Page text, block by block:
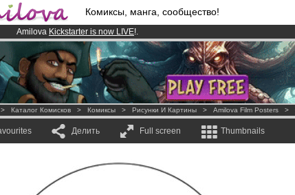
Комиксы, манга, сообщество!
Amilova Kickstarter is now LIVE!.
Already 100000membersand 1000comics & mangas!.
Premium membership from3.95 euros per month !Get membership now
Каталог Комисков > Комиксы > Рисунки И Картины > Amilova Film Posters >
Делить Full screen Thumbnails